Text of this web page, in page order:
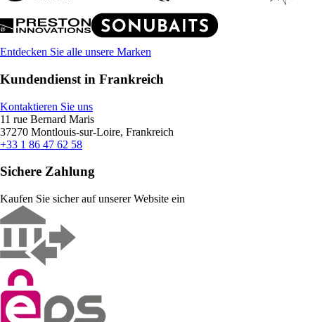
Entdecken Sie alle unsere Marken
Kundendienst in Frankreich
Kontaktieren Sie uns
11 rue Bernard Maris
37270 Montlouis-sur-Loire, Frankreich
+33 1 86 47 62 58
Sichere Zahlung
Kaufen Sie sicher auf unserer Website ein